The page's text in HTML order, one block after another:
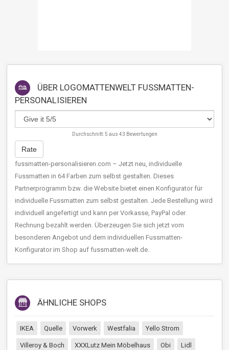
ÜBER LOGOMATTENWELT FUSSMATTEN-
PERSONALISIEREN
Durchschnitt:5 aus 43 Bewertungen
Rate
fussmatten-personalisieren.com – Jetzt neu, individuelle
Fussmatten in 64 Farben zum selbst gestalten. Dieses
Partnerprogramm bzw. die Website bietet einen Konfigurator für
individuelle Fussmatten zum selbst gestalten. Jede Bestellung wird
individuell angefertigt und kann per Vorkasse, PayPal oder
Rechnung bezahlt werden. Überzeugen Sie sich jetzt vom
besonderen Angebot und dem individuellen Fussmatten-
Konfigurator im Shop auf fussmatten-welt.de.
ÄHNLICHE SHOPS
IKEA Quelle Vorwerk Westfalia Yello Strom
Villeroy & Boch XXXLutz Mein Möbelhaus Obi Lidl